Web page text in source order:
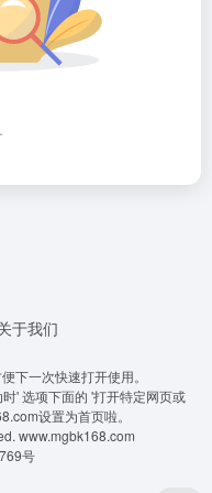
于我们
下一次快速打开使用。
' 选项下面的 '打开特定网页或
设置为首页啦。
www.mgbk168.com
号